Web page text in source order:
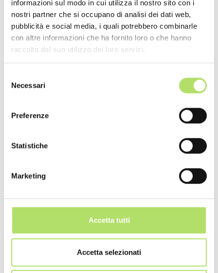
informazioni sul modo in cui utilizza il nostro sito con i
nostri partner che si occupano di analisi dei dati web,
pubblicità e social media, i quali potrebbero combinarle
con altre informazioni che ha fornito loro o che hanno
raccolto dal suo utilizzo dei loro servizi.
delNecessari
Preferenze
Statistiche
Marketing
Accetta tutti
Accetta selezionati
sufficiente all'utilizzo dell'impianto per il periodo desiderato.
Infine, il gasolio non può essere utilizzato per alimentare i fuochi
in cucina.
Redazione
NEWS RECENTI
Impianto solare
termico: perché
Acqua calda con i
pannelli solari: come
fare